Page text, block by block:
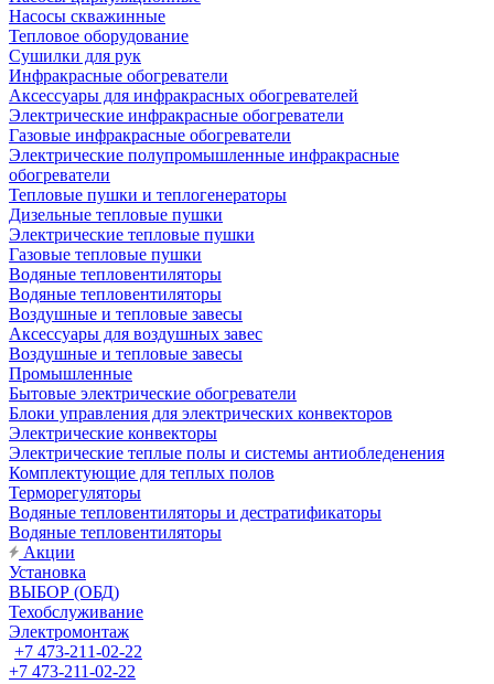
Насосы скважинные
Тепловое оборудование
Сушилки для рук
Инфракрасные обогреватели
Аксессуары для инфракрасных обогревателей
Электрические инфракрасные обогреватели
Газовые инфракрасные обогреватели
Электрические полупромышленные инфракрасные
обогреватели
Тепловые пушки и теплогенераторы
Дизельные тепловые пушки
Электрические тепловые пушки
Газовые тепловые пушки
Водяные тепловентиляторы
Водяные тепловентиляторы
Воздушные и тепловые завесы
Аксессуары для воздушных завес
Воздушные и тепловые завесы
Промышленные
Бытовые электрические обогреватели
Блоки управления для электрических конвекторов
Электрические конвекторы
Электрические теплые полы и системы антиобледенения
Комплектующие для теплых полов
Терморегуляторы
Водяные тепловентиляторы и дестратификаторы
Водяные тепловентиляторы
Акции
Установка
ВЫБОР (ОБД)
Техобслуживание
Электромонтаж
+7 473-211-02-22
+7 473-211-02-22